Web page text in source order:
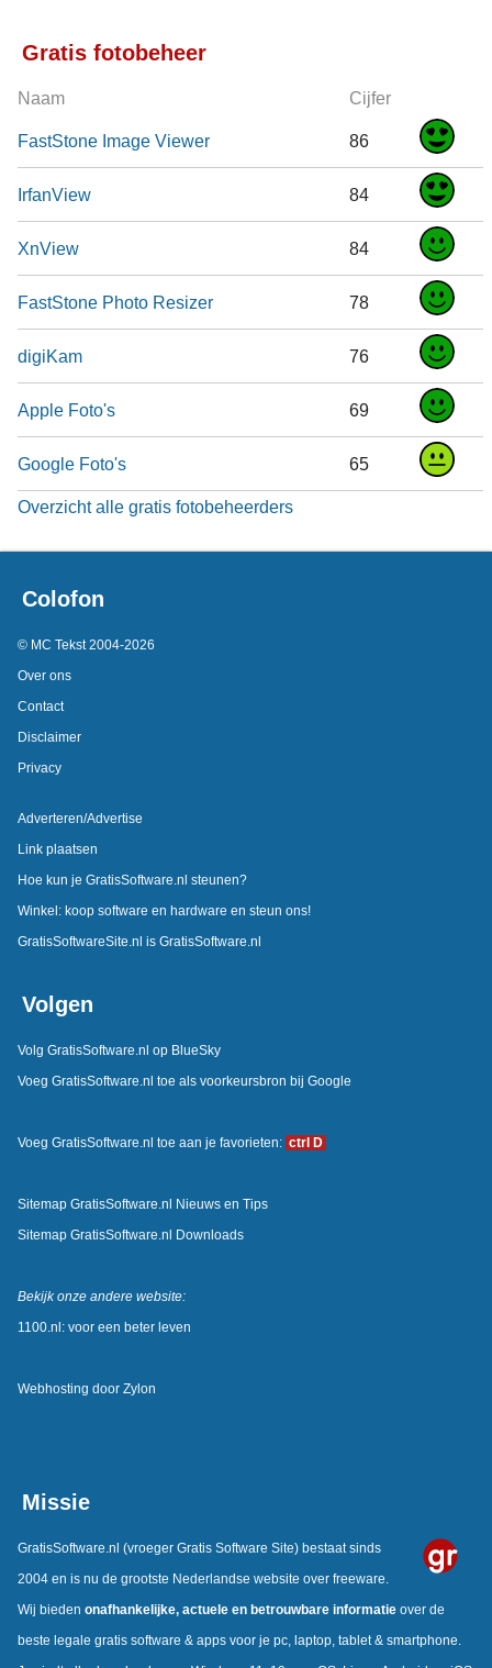
Gratis fotobeheer
Naam Cijfer
FastStone Image Viewer 86
IrfanView 84
XnView 84
FastStone Photo Resizer 78
digiKam 76
Apple Foto's 69
Google Foto's 65
Overzicht alle gratis fotobeheerders
Colofon
© MC Tekst 2004-2026
Over ons
Contact
Disclaimer
Privacy
Adverteren/Advertise
Link plaatsen
Hoe kun je GratisSoftware.nl steunen?
Winkel: koop software en hardware en steun ons!
GratisSoftwareSite.nl is GratisSoftware.nl
Volgen
Volg GratisSoftware.nl op BlueSky
Voeg GratisSoftware.nl toe als voorkeursbron bij Google
Voeg GratisSoftware.nl toe aan je favorieten: ctrl D
Sitemap GratisSoftware.nl Nieuws en Tips
Sitemap GratisSoftware.nl Downloads
Bekijk onze andere website:
1100.nl: voor een beter leven
Webhosting door Zylon
Missie
GratisSoftware.nl (vroeger Gratis Software Site) bestaat sinds
2004 en is nu de grootste Nederlandse website over freeware.
Wij bieden onafhankelijke, actuele en betrouwbare informatieover de
beste legale gratis software & apps voor je pc, laptop, tablet & smartphone.